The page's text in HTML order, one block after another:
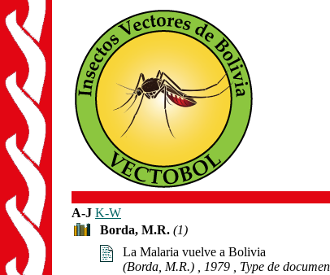
A-J K-W
Borda, M.R. (1)
La Malaria vuelve a Bolivia
(Borda, M.R.)
, 1979 , Type de